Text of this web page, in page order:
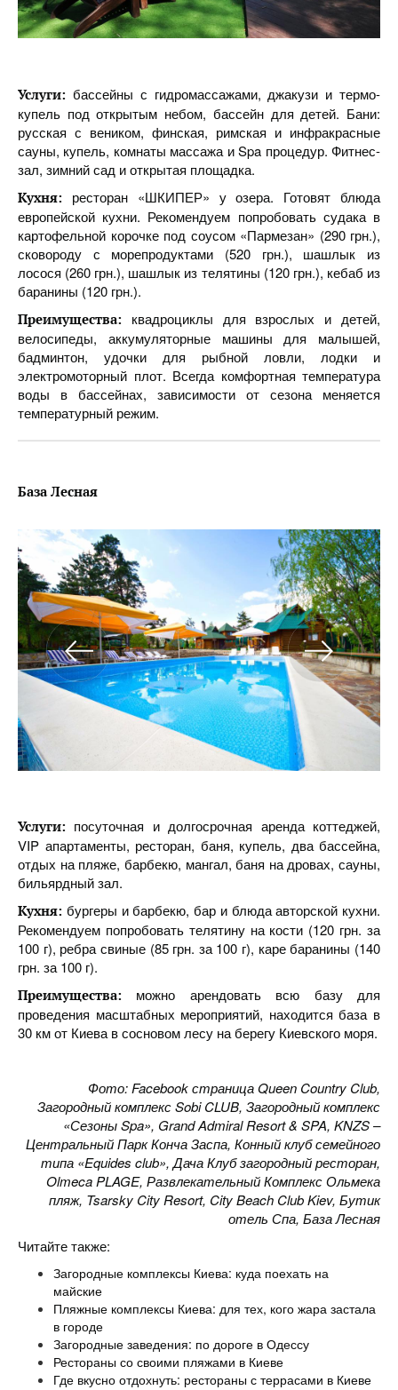
Услуги: бассейны с гидромассажами, джакузи и термо-
купель под открытым небом, бассейн для детей. Бани:
русская с веником, финская, римская и инфракрасные
сауны, купель, комнаты массажа и Spa процедур. Фитнес-
зал, зимний сад и открытая площадка.
Кухня: ресторан «ШКИПЕР» у озера. Готовят блюда
европейской кухни. Рекомендуем попробовать судака в
картофельной корочке под соусом «Пармезан» (290 грн.),
сковороду с морепродуктами (520 грн.), шашлык из
лосося (260 грн.), шашлык из телятины (120 грн.), кебаб из
баранины (120 грн.).
Преимущества: квадроциклы для взрослых и детей,
велосипеды, аккумуляторные машины для малышей,
бадминтон, удочки для рыбной ловли, лодки и
электромоторный плот. Всегда комфортная температура
воды в бассейнах, зависимости от сезона меняется
температурный режим.
База Лесная
Услуги: посуточная и долгосрочная аренда коттеджей,
VIP апартаменты, ресторан, баня, купель, два бассейна,
отдых на пляже, барбекю, мангал, баня на дровах, сауны,
бильярдный зал.
Кухня: бургеры и барбекю, бар и блюда авторской кухни.
Рекомендуем попробовать телятину на кости (120 грн. за
100 г), ребра свиные (85 грн. за 100 г), каре баранины (140
грн. за 100 г).
Преимущества: можно арендовать всю базу для
проведения масштабных мероприятий, находится база в
30 км от Киева в сосновом лесу на берегу Киевского моря.
Фото: Facebook страница Queen Country Club,
Загородный комплекс Sobi CLUB, Загородный комплекс
«Сезоны Spa», Grand Admiral Resort & SPA, KNZS –
Центральный Парк Конча Заспа, Конный клуб семейного
типа «Equides club», Дача Клуб загородный ресторан,
Olmeca PLAGE, Развлекательный Комплекс Ольмека
пляж, Tsarsky City Resort, City Beach Club Kiev, Бутик
отель Спа, База Лесная
Читайте также:
Загородные комплексы Киева: куда поехать на
майские
Пляжные комплексы Киева: для тех, кого жара застала
в городе
Загородные заведения: по дороге в Одессу
Рестораны со своими пляжами в Киеве
Где вкусно отдохнуть: рестораны с террасами в Киеве